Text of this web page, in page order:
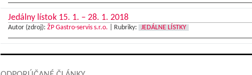
Jedálny lístok 15. 1. – 28. 1. 2018
Autor (zdroj): ŽP Gastro-servis s.r.o. Rubriky: JEDÁLNE LÍSTKY